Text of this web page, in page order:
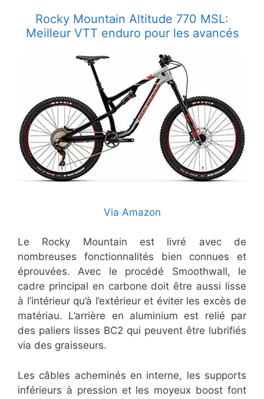
Rocky Mountain Altitude 770 MSL:
Meilleur VTT enduro pour les avancés
Via Amazon
Le Rocky Mountain est livré avec de
nombreuses fonctionnalités bien connues et
éprouvées. Avec le procédé Smoothwall, le
cadre principal en carbone doit être aussi lisse
à l’intérieur qu’à l’extérieur et éviter les excès de
matériau. L’arrière en aluminium est relié par
des paliers lisses BC2 qui peuvent être lubrifiés
via des graisseurs.
Les câbles acheminés en interne, les supports
inférieurs à pression et les moyeux boost font